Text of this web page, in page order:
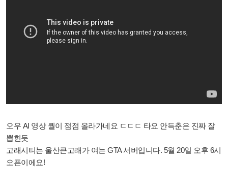
오우 AI 영상 퀄이 점점 올라가네요 ㄷㄷㄷ 타요 안득춘은 진짜 잘
뽑힌듯
고래시티는 울산큰고래가 여는 GTA 서버입니다. 5월 20일 오후 6시
오픈이에요!